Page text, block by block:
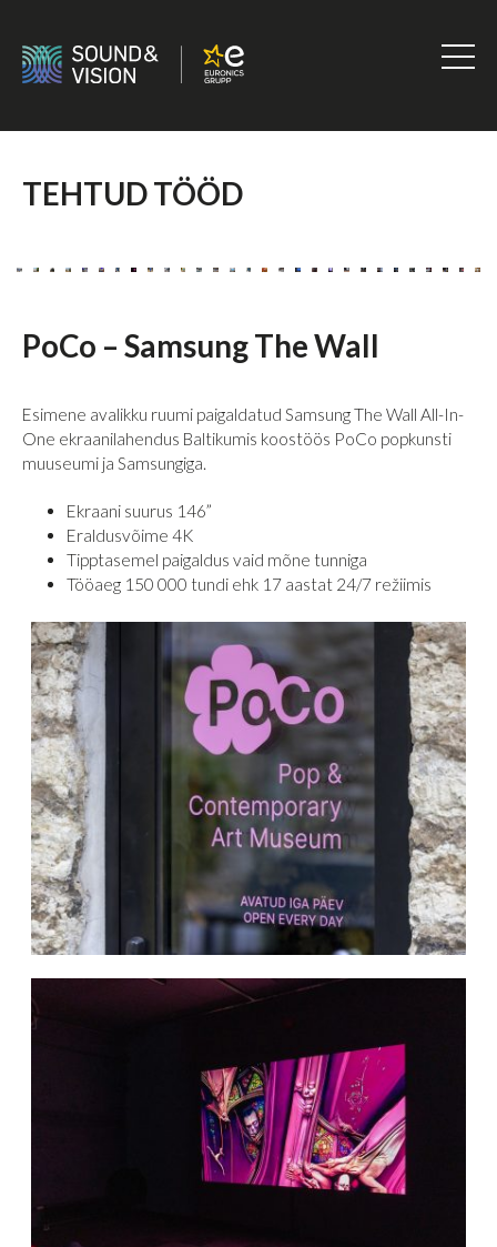
content
Sound
TEHTUD TÖÖD
PoCo – Samsung The Wall
Esimene avalikku ruumi paigaldatud Samsung The Wall All-In-
One ekraanilahendus Baltikumis koostöös PoCo popkunsti
muuseumi ja Samsungiga.
Ekraani suurus 146”
Eraldusvõime 4K
Tipptasemel paigaldus vaid mõne tunniga
Tööaeg 150 000 tundi ehk 17 aastat 24/7 režiimis